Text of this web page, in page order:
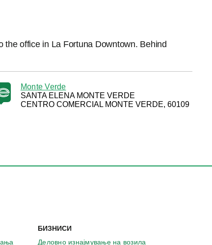
office in La Fortuna Downtown. Behind
Monte Verde
SANTA ELENA MONTE VERDE
CENTRO COMERCIAL MONTE VERDE, 60109
БИЗНИСИ
Деловно изнајмување на возила